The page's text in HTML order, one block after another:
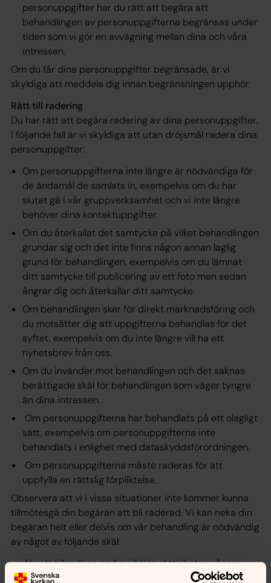
personuppgifter har du rätt att begära att
behandlingen av personuppgifterna begränsas under
tiden som vi gör en avvägning mellan dina och våra
intressen.
Om du får dina personuppgifter begränsade, är vi
skyldiga att meddela dig innan begränsningen upphör.
Rätt till radering
Du har rätt att begära radering av dina personuppgifter.
I följande fall är vi skyldiga att utan dröjsmål radera dina
personuppgifter:
Om personuppgifterna inte längre är nödvändiga för
de ändamål de samlats in, exempelvis om du har
slutat gå i vår gruppverksamhet och vi inte längre
behöver dina kontaktuppgifter.
Om du återkallat det samtycke på vilket behandlingen
grundar sig och det inte finns någon annan laglig
grund för behandlingen, exempelvis om du lämnat
ditt samtycke till publicering av ett foto men sedan
ångrar dig och återkallar ditt samtycke.
Om behandlingen sker för direkt marknadsföring och
du motsätter dig att uppgifterna behandlas för det
syftet, exempelvis om du inte längre vill ha ett
nyhetsbrev från oss.
Om du invänder mot behandlingen och det saknas
berättigade skäl för behandlingen som väger tyngre
än dina intressen.
Om personuppgifterna har behandlats på ett olagligt
sätt, exempelvis om personuppgifterna inte
behandlats i enlighet med dataskyddsförordningen.
Om personuppgifterna måste raderas för att
uppfylla en rättslig förpliktelse.
Observera att vi i vissa situationer inte kommer kunna
tillmötesgå din begäran att bli raderad. Vi kan neka din
begäran helt eller delvis om vår behandling är nödvändig
av något av följande skäl:
för att tillgodose andra viktiga rättigheter, såsom
rätten till yttrande- och informationsfrihet